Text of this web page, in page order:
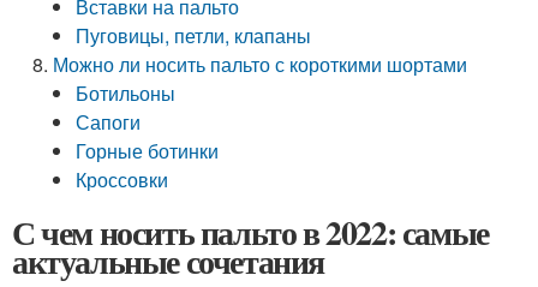
Вставки на пальто
Пуговицы, петли, клапаны
Можно ли носить пальто с короткими шортами
Ботильоны
Сапоги
Горные ботинки
Кроссовки
С чем носить пальто в 2022: самые
актуальные сочетания